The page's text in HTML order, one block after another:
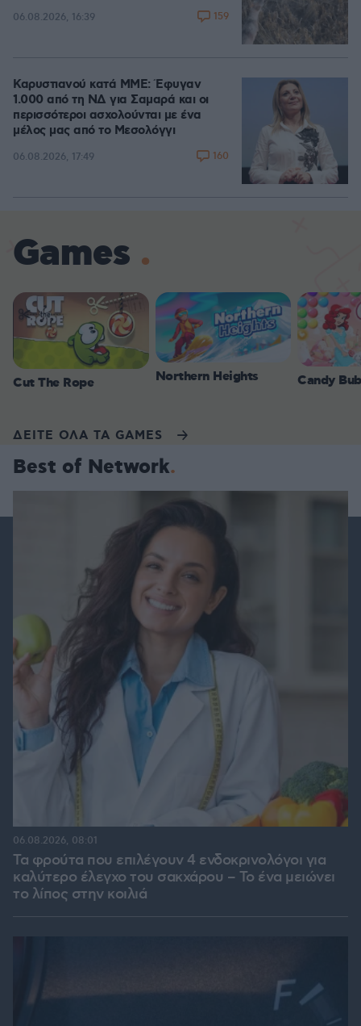
06.08.2026, 16:39 159
Καρυστιανού κατά ΜΜΕ: Έφυγαν
1.000 από τη ΝΔ για Σαμαρά και οι
περισσότεροι ασχολούνται με ένα
μέλος μας από το Μεσολόγγι
06.08.2026, 17:49 160
Games
Cut The Rope Northern Heights Candy
ΔΕΙΤΕ ΟΛΑ ΤΑ GAMES
Best of Network
Τα φρούτα που επιλέγουν 4 ενδοκρινολόγοι για
καλύτερο έλεγχο του σακχάρου – Το ένα μειώνει
το λίπος στην κοιλιά
06.08.2026, 08:01